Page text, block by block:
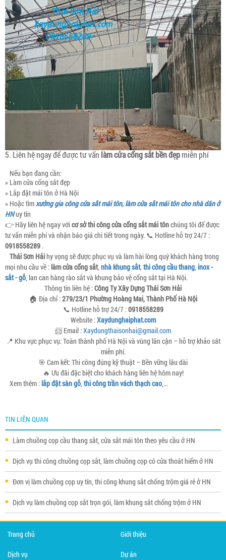
5. Liên hệ ngay để được tư vấn làm cửa cổng sắt bền đẹpmiễn phí
Nếu bạn đang cần:
» Làm cửa cổng sắt đẹp
» Lắp đặt mái tôn ở Hà Nội
» Hoặc tìmxưởng gia công cửa sắt mái tôn, làm cửa sắt mái tôn cho nhà dân ở
HNuy tín
👉 Hãy liên hệ ngay vớicơ sở thi công cửa cổng sắt mái tônchúng tôi để được
tư vấn miễn phí và nhận báo giá chi tiết trong ngày. 📞 Hotline hỗ trợ 24/7 :
0918558289 .
Thái Sơn Hảihy vọng sẽ được phục vụ và làm hài lòng quý khách hàng trong
mọi nhu cầu về : làm cửa cổng sắt, nhà khung sắt, thi công cầu thang, inox -
sắt - gỗ, lan can hàng rào sắt và khung bảo vệ cổng sắt tại Hà Nội.
Thông tin liên hệ :Công Ty Xây Dựng Thái Sơn Hải
🏠 Địa chỉ :279/23/1 Phường Hoàng Mai, Thành Phố Hà Nội
📞 Hotline hỗ trợ 24/7 :0918558289
Website :Xaydunghaiphat.com
📨 Email :Xaydungthaisonhai@gmail.com
📍 Khu vực phục vụ: Toàn thành phố Hà Nội và vùng lân cận – hỗ trợ khảo sát
miễn phí.
🎯 Cam kết: Thi công đúng kỹ thuật – Bền vững lâu dài
🔥 Ưu đãi đặc biệt cho khách hàng liên hệ hôm nay!
Xem thêm :lắp đặt sàn gỗ, thi công trần vách thạch cao,…
TIN LIÊN QUAN
Làm chuồng cọp cầu thang sắt, cửa sắt mái tôn theo yêu cầu ở HN
Dịch vụ thi công chuồng cọp sắt, làm chuồng cọp có cửa thoát hiểm ở HN
Đơn vị làm chuồng cọp uy tín, thi công khung sắt chống trộm giá rẻ ở HN
Dịch vụ làm chuồng cọp sắt trọn gói, làm khung sắt chống trộm ở HN
Trang chủ Giới thiệu
Dịch vụ Dự án